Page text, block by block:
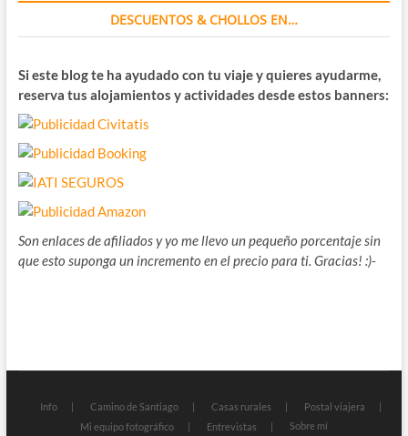
DESCUENTOS & CHOLLOS EN…
Si este blog te ha ayudado con tu viaje y quieres ayudarme,
reserva tus alojamientos y actividades desde estos banners:
Son enlaces de afiliados y yo me llevo un pequeño porcentaje sin
que esto suponga un incremento en el precio para ti. Gracias! :)-
Info Camino de Santiago Casas rurales
Postal viajera
Mi equipo fotográfico
Entrevistas Sobre mí